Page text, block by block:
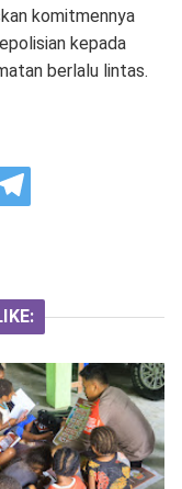
komitmennya
kepada
berlalu lintas.